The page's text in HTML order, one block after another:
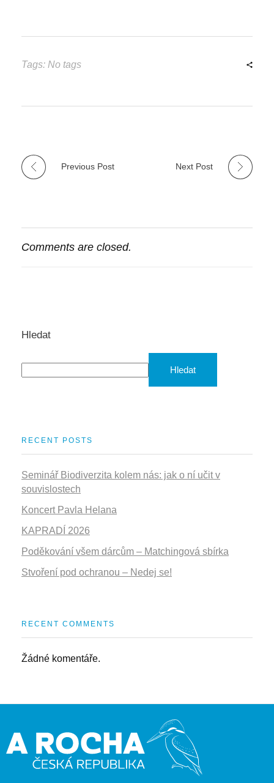
Tags: No tags
Previous Post Next Post
Comments are closed.
Hledat
Hledat
RECENT POSTS
Seminář Biodiverzita kolem nás: jak o ní učit v
souvislostech
Koncert Pavla Helana
KAPRADÍ 2026
Poděkování všem dárcům – Matchingová sbírka
Stvoření pod ochranou – Nedej se!
RECENT COMMENTS
Žádné komentáře.